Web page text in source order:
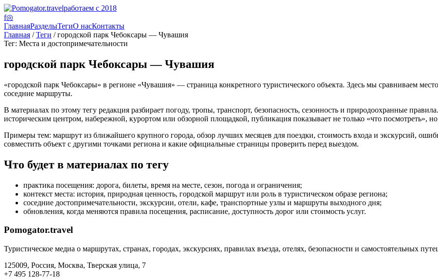
работаем с 2018
f◎
ГлавнаяРазделыТегиО насКонтакты
Главная /Теги / городской парк Чебоксары — Чувашия
Тег: Места и достопримечательности
городской парк Чебоксары — Чувашия
«городской парк Чебоксары» в регионе «Чувашия» — страница конкретного туристического объекта. Здесь мы сравниваем
соседние маршруты.
В материалах по этому тегу редакция разбирает погоду, тропы, транспорт, безопасность, сезонность и природоохранные
историческим центром, набережной, курортом или обзорной площадкой, публикация показывает не только «что посмотреть»,
Примеры тем: маршрут из ближайшего крупного города, обзор лучших месяцев для поездки, стоимость входа и экскурсий,
совместить объект с другими точками региона и какие официальные страницы проверить перед выездом.
Что будет в материалах по тегу
практика посещения: дорога, билеты, время на месте, сезон, погода и ограничения;
контекст места: история, природная ценность, городской маршрут или роль в туристическом образе региона;
соседние достопримечательности, экскурсии, отели, кафе, транспортные узлы и маршруты выходного дня;
обновления, когда меняются правила посещения, расписание, доступность дорог или стоимость услуг.
Pomogator.travel
Туристическое медиа о маршрутах, странах, городах, экскурсиях, правилах въезда, отелях, безопасности и самостоятельных
125009, Россия, Москва, Тверская улица, 7
+7 495 128-77-18